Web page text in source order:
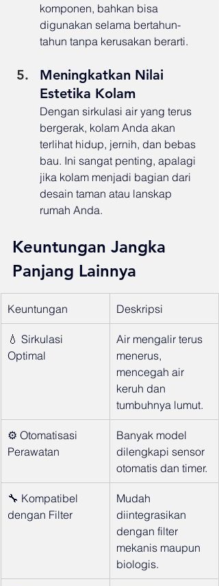
komponen, bahkan bisa
digunakan selama bertahun-
tahun tanpa kerusakan berarti.
Meningkatkan Nilai
Estetika Kolam
Dengan sirkulasi air yang terus
bergerak, kolam Anda akan
terlihat hidup, jernih, dan bebas
bau. Ini sangat penting, apalagi
jika kolam menjadi bagian dari
desain taman atau lanskap
rumah Anda.
Keuntungan Jangka
Panjang Lainnya
Keuntungan Deskripsi
💧 Sirkulasi
Optimal
Air mengalir terus
menerus,
mencegah air
keruh dan
tumbuhnya lumut.
⚙️ Otomatisasi
Perawatan
Banyak model
dilengkapi sensor
otomatis dan timer.
🔧 Kompatibel
dengan Filter
Mudah
diintegrasikan
dengan filter
mekanis maupun
biologis.